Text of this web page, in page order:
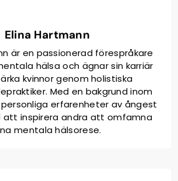
Elina Hartmann
är en passionerad förespråkare
hälsa och ägnar sin karriär
kvinnor genom holistiska
Med en bakgrund inom
erfarenheter av ångest
att inspirera andra att omfamna
mentala hälsorese.